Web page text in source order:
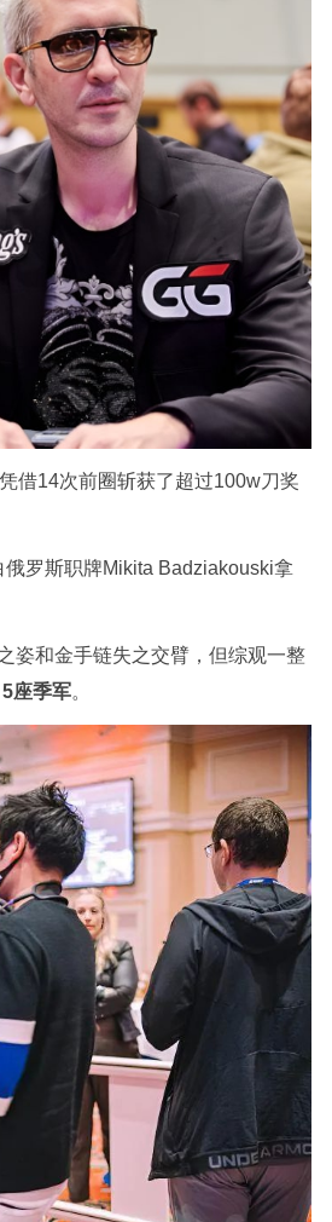
借14次前圈斩获了超过100w刀奖
罗斯职牌Mikita Badziakouski拿
姿和金手链失之交臂，但综观一整
座季军。